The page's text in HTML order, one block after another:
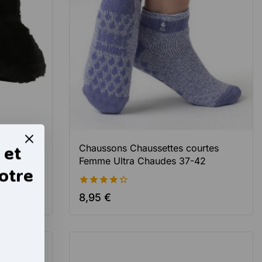
Chaussons Chaussettes courtes
Femme Ultra Chaudes 37-42
4.33
de 5
8,95 €
et